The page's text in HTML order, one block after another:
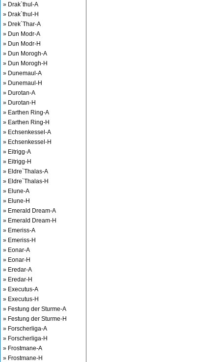
» Drak`thul-A
» Drak`thul-H
» Drek`Thar-A
» Dun Modr-A
» Dun Modr-H
» Dun Morogh-A
» Dun Morogh-H
» Dunemaul-A
» Dunemaul-H
» Durotan-A
» Durotan-H
» Earthen Ring-A
» Earthen Ring-H
» Echsenkessel-A
» Echsenkessel-H
» Eitrigg-A
» Eitrigg-H
» Eldre`Thalas-A
» Eldre`Thalas-H
» Elune-A
» Elune-H
» Emerald Dream-A
» Emerald Dream-H
» Emeriss-A
» Emeriss-H
» Eonar-A
» Eonar-H
» Eredar-A
» Eredar-H
» Executus-A
» Executus-H
» Festung der Sturme-A
» Festung der Sturme-H
» Forscherliga-A
» Forscherliga-H
» Frostmane-A
» Frostmane-H